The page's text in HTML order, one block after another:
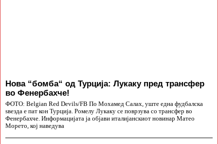
Нова “бомба“ од Турција: Лукаку пред трансфер
во Фенербахче!
ФОТО: Belgian Red Devils/FB По Мохамед Салах, уште една фудбалска
ѕвезда е пат кон Турција. Ромелу Лукаку се поврзува со трансфер во
Фенербахче. Информацијата ја објави италијанскиот новинар Матео
Морето, кој наведува